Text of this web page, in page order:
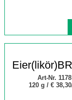
Art-Nr. 1178
120 g / €